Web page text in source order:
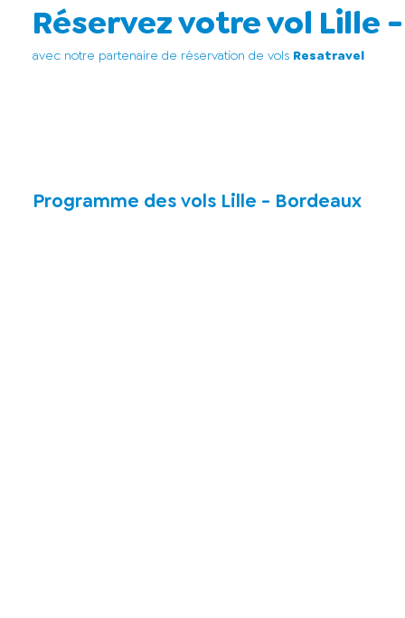
Réservez votre vol Lille
avec notre partenaire de réservation de vols Resatravel
Programme des vols Lille - Bordeaux